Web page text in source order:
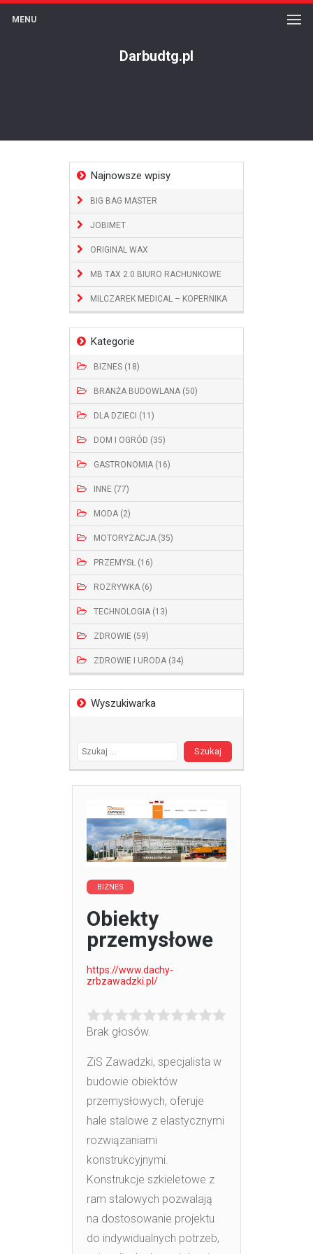
Darbudtg.pl
MENU
Najnowsze wpisy
BIG BAG MASTER
JOBIMET
ORIGINAL WAX
MB TAX 2.0 BIURO RACHUNKOWE
MILCZAREK MEDICAL – KOPERNIKA
Kategorie
BIZNES (18)
BRANŻA BUDOWLANA (50)
DLA DZIECI (11)
DOM I OGRÓD (35)
GASTRONOMIA (16)
INNE (77)
MODA (2)
MOTORYZACJA (35)
PRZEMYSŁ (16)
ROZRYWKA (6)
TECHNOLOGIA (13)
ZDROWIE (59)
ZDROWIE I URODA (34)
Wyszukiwarka
BIZNES
Obiekty
przemysłowe
https://www.dachy-
zrbzawadzki.pl/
Brak głosów.
ZiS Zawadzki, specjalista w
budowie obiektów
przemysłowych, oferuje
hale stalowe z elastycznymi
rozwiązaniami
konstrukcyjnymi.
Konstrukcje szkieletowe z
ram stalowych pozwalają
na dostosowanie projektu
do indywidualnych potrzeb,